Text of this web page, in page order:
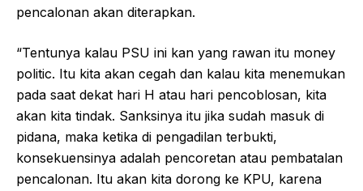
pencalonan akan diterapkan.
“Tentunya kalau PSU ini kan yang rawan itu money
politic. Itu kita akan cegah dan kalau kita menemukan
pada saat dekat hari H atau hari pencoblosan, kita
akan kita tindak. Sanksinya itu jika sudah masuk di
pidana, maka ketika di pengadilan terbukti,
konsekuensinya adalah pencoretan atau pembatalan
pencalonan. Itu akan kita dorong ke KPU, karena